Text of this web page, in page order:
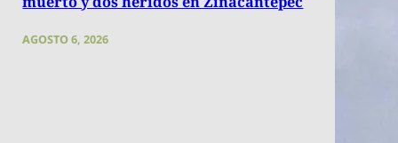
AGOSTO 6, 2026